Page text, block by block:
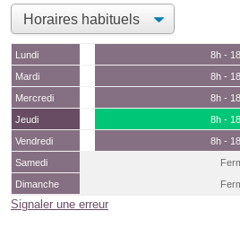
Lundi
8h -
Mardi
8h -
Mercredi
8h -
Jeudi
8h -
Vendredi
8h -
Samedi
Dimanche
Signaler une erreur